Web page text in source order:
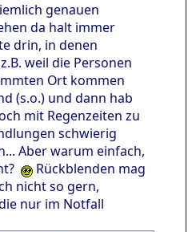
genauen
da halt immer
drin, in denen
weil die Personen
Ort kommen
(s.o.) und dann hab
mit Regenzeiten zu
schwierig
Aber warum einfach,
Rückblenden mag
nicht so gern,
nur im Notfall